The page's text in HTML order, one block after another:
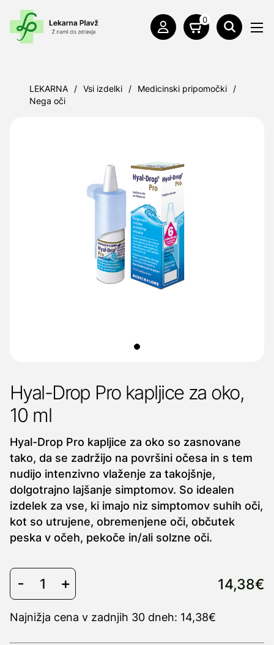
0
LEKARNA / Vsi izdelki / Medicinski pripomočki
/
Nega oči
Hyal-Drop Pro kapljice za oko,
10 ml
Hyal-Drop Pro kapljice za oko so zasnovane
tako, da se zadržijo na površini očesa in s tem
nudijo intenzivno vlaženje za takojšnje,
dolgotrajno lajšanje simptomov. So idealen
izdelek za vse, ki imajo niz simptomov suhih oči,
kot so utrujene, obremenjene oči, občutek
peska v očeh, pekoče in/ali solzne oči.
14,38€
Najnižja cena v zadnjih 30 dneh: 14,38€